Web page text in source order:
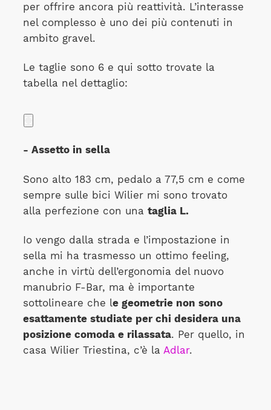
per offrire ancora più reattività. L’interasse
nel complesso è uno dei più contenuti in
ambito gravel.
Le taglie sono 6 e qui sotto trovate la
tabella nel dettaglio:
- Assetto in sella
Sono alto 183 cm, pedalo a 77,5 cm e come
sempre sulle bici Wilier mi sono trovato
alla perfezione con una taglia L.
Io vengo dalla strada e l’impostazione in
sella mi ha trasmesso un ottimo feeling,
anche in virtù dell’ergonomia del nuovo
manubrio F-Bar, ma è importante
sottolineare che le geometrie non sono
esattamente studiate per chi desidera una
posizione comoda e rilassata. Per quello, in
casa Wilier Triestina, c’è la Adlar.